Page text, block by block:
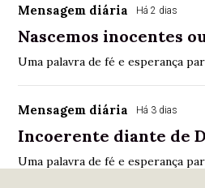
Mensagem diária Há 2 dias
Nascemos inocentes
Uma palavra de fé e esperança
Mensagem diária Há 3 dias
Incoerente diante de
Uma palavra de fé e esperança